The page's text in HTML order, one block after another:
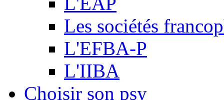
Les sociétés
L'EFBA-P
L'IIBA
Choisir son psy